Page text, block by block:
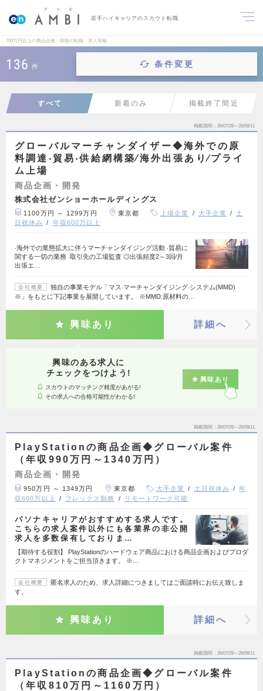
若手ハイキャリアのスカウト転職
700万円以上の商品企画・開発の転職・求人情報
136 件 条件変更
すべて 新着のみ 掲載終了間近
掲載期間 26/07/29～26/08/11
グローバルマーチャンダイザー◆海外での原
料調達‧貿易‧供給網構築∕海外出張あり∕プライ
ム上場
商品企画・開発
株式会社ゼンショーホールディングス
1100万円 ～ 1299万円 東京都 上場企業 大手企業
土
日祝休み
年収600万以上
‧海外での業態拡大に伴うマーチャンダイジング活動 ‧貿易に
関する一切の業務 ‧取引先の工場監査 ◎出張頻度2～3回∕月
出張エ…
会社概要
独自の事業モデル「マス‧マーチャンダイジング‧システム(MMD)
※」をもとに下記事業を展開しています。 ※MMD:原材料の…
興味あり 詳細へ
興味のある求人に
チェックをつけよう!
スカウトのマッチング精度があがる!
その求人への合格可能性がわかる!
興味あり
掲載期間 26/07/29～26/08/11
PlayStationの商品企画◆グローバル案件
（年収990万円～1340万円）
商品企画・開発
950万円 ～ 1349万円 東京都 大手企業 土日祝休み
年
収600万以上
フレックス勤務 リモートワーク可能
パソナキャリアがおすすめする求人です。
こちらの求人案件以外にも各業界の非公開
求人を多数保有しておりま…
【期待する役割】 PlayStationのハードウェア商品における商品企画およびプロダ
クトマネジメントをご担当頂きます。 ※…
会社概要
匿名求人のため、求人詳細につきましてはご面談時にお伝え致しま
す。
興味あり 詳細へ
掲載期間 26/07/29～26/08/11
PlayStationの商品企画◆グローバル案件
（年収810万円～1160万円）